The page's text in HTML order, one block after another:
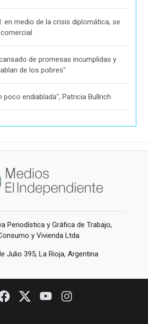
en medio de la crisis diplomática, se
de promesas incumplidas y
de los pobres"
poco endiablada", Patricia Bullrich
Periodística y Gráfica de Trabajo,
y Vivienda Ltda.
Julio 395, La Rioja, Argentina